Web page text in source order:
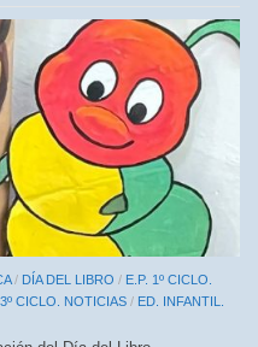
/ DÍA DEL LIBRO / E.P. 1º CICLO.
CICLO. NOTICIAS / ED. INFANTIL.